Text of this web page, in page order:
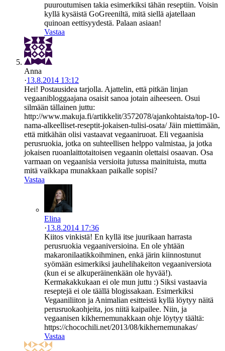
puuroutumisen takia esimerkiksi tähän reseptiin. Voisin
kyllä kysäistä GoGreeniltä, mitä siellä ajatellaan
quinoan eettisyydestä. Palaan asiaan!
Vastaa
Anna
·13.8.2014 13:12
Hei! Postausidea tarjolla. Ajattelin, että pitkän linjan
vegaanibloggaajana osaisit sanoa jotain aiheeseen. Osui
silmään tällainen juttu:
http://www.makuja.fi/artikkelit/3572078/ajankohtaista/top-10-
nama-alkeelliset-reseptit-jokaisen-tulisi-osata/ Jäin miettimään,
että mitkähän olisi vastaavat vegaaniruoat. Eli vegaanisia
perusruokia, jotka on suhteellisen helppo valmistaa, ja jotka
jokaisen ruoanlaittotaitoisen vegaanin olettaisi osaavan. Osa
varmaan on vegaanisia versioita jutussa mainituista, mutta
mitä vaikkapa munakkaan paikalle sopisi?
Vastaa
Elina
·13.8.2014 17:36
Kiitos vinkistä! En kyllä itse juurikaan harrasta
perusruokia vegaaniversioina. En ole yhtään
makaronilaatikkoihminen, enkä järin kiinnostunut
syömään esimerkiksi jauhelihakeiton vegaaniversiota
(kun ei se alkuperäinenkään ole hyvää!).
Kermakakkukaan ei ole mun juttu :) Siksi vastaavia
reseptejä ei ole täällä blogissakaan. Esimerkiksi
Vegaaniliiton ja Animalian esitteistä kyllä löytyy näitä
perusruokaohjeita, jos niitä kaipailee. Niin, ja
vegaanisen kikhernemunakkaan ohje löytyy täältä:
https://chocochili.net/2013/08/kikhernemunakas/
Vastaa